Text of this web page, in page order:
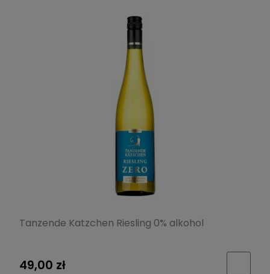
Tanzende Katzchen Riesling 0% alkohol
49,00 zł